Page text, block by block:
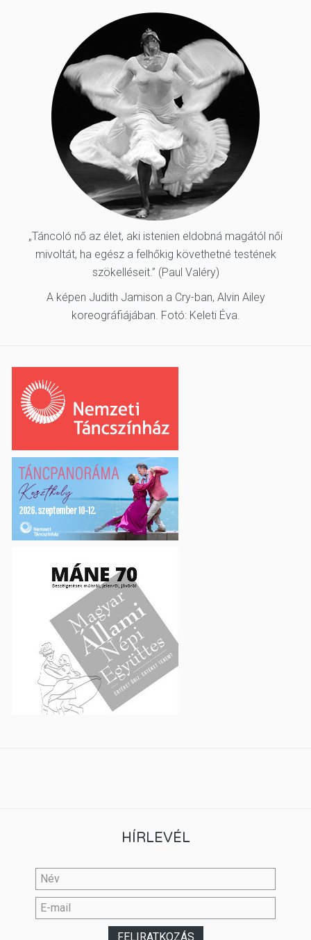
„Táncoló nő az élet, aki istenien eldobná magától női
mivoltát, ha egész a felhőkig követhetné testének
szökelléseit.” (Paul Valéry)
A képen Judith Jamison a Cry-ban, Alvin Ailey
koreográfiájában. Fotó: Keleti Éva.
HÍRLEVÉL